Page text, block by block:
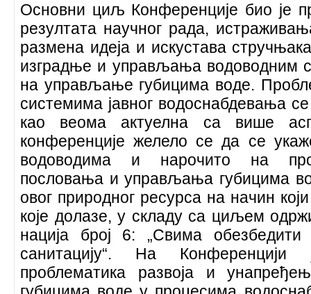
Основни циљ Конференције био је
резултата научног рада,
размена идеја и искустава
изградње и управљања водоводним
на управљање губицима воде.
системима јавног водоснабдевања
као веома актуелна са више
конференције желело се да се
водоводима и нарочито на
пословања и управљања губицима
овог природног ресурса на начин
које долазе, у складу са циљем
нација број 6: „Свима
санитацију“. На
проблематика развоја и